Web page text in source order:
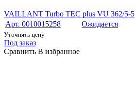
VAILLANT Turbo TEC plus VU 362/5-5
Арт. 0010015258
Ожидается
Уточнять цену
Под заказ
Сравнить В избранное